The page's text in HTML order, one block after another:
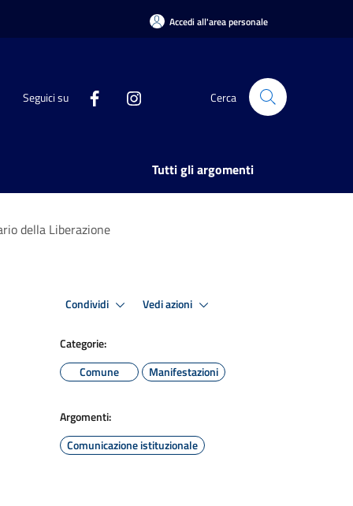
Accedi all'area personale
Seguici su Cerca
Tutti gli argomenti
della Liberazione
Condividi Vedi azioni
Categorie:
Comune
Manifestazioni
Argomenti:
Comunicazione istituzionale